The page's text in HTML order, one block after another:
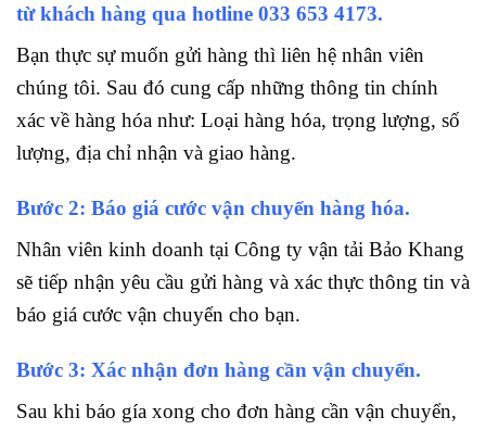
từ khách hàng qua hotline 033 653 4173.
Bạn thực sự muốn gửi hàng thì liên hệ nhân viên
chúng tôi. Sau đó cung cấp những thông tin chính
xác về hàng hóa như: Loại hàng hóa, trọng lượng, số
lượng, địa chỉ nhận và giao hàng.
Bước 2: Báo giá cước vận chuyển hàng hóa.
Nhân viên kinh doanh tại Công ty vận tải Bảo Khang
sẽ tiếp nhận yêu cầu gửi hàng và xác thực thông tin và
báo giá cước vận chuyển cho bạn.
Bước 3: Xác nhận đơn hàng cần vận chuyển.
Sau khi báo gía xong cho đơn hàng cần vận chuyển,